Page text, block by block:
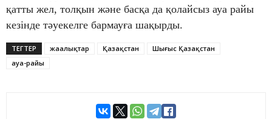
қатты жел, толқын және басқа да қолайсыз ауа райы
кезінде тәуекелге бармауға шақырды.
ТЕГТЕР жаңалықтар Қазақстан
Шығыс Қазақстан
ауа-райы